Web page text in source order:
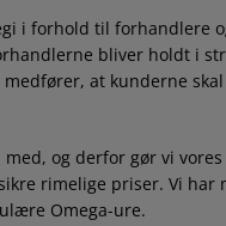
i forhold til forhandlere
bliver holdt i
at kunderne
og derfor gør vi
rimelige priser. Vi har
Omega-ure.